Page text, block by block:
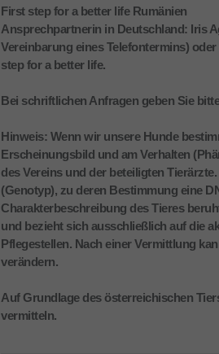
First step for a better life Rumänien
Ansprechpartnerin in Deutschland: Iris
Vereinbarung eines Telefontermins)
step for a better life.
Bei schriftlichen Anfragen geben Sie
Hinweis: Wenn wir unsere Hunde
Erscheinungsbild und am Verhalten
des Vereins und der beteiligten
(Genotyp), zu deren Bestimmung eine
Charakterbeschreibung des Tieres
und bezieht sich ausschließlich auf die
Pflegestellen. Nach einer Vermittlung
verändern.
Auf Grundlage des österreichischen
vermitteln.